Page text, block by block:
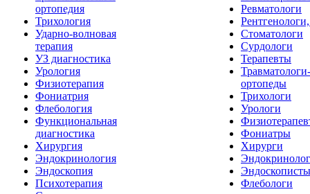
ортопедия
Трихология
Ударно-волновая
терапия
УЗ диагностика
Урология
Физиотерапия
Фониатрия
Флебология
Функциональная
диагностика
Хирургия
Эндокринология
Эндоскопия
Психотерапия
Ревматологи
Стоматологи
Сурдологи
Терапевты
Травматологи-
ортопеды
Трихологи
Урологи
Фониатры
Хирурги
Эндоскописты
Флебологи